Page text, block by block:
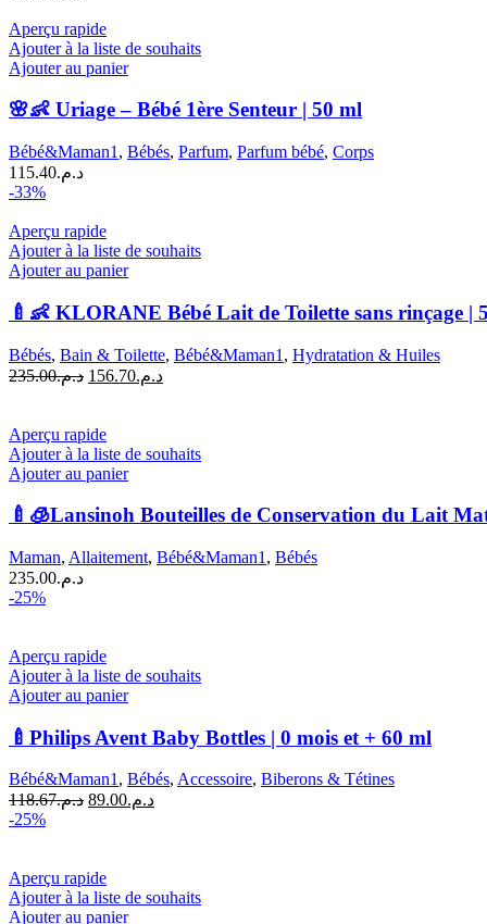
Aperçu rapide
Ajouter à la liste de souhaits
Ajouter au panier
🌸👶 Uriage – Bébé 1ère Senteur | 50 ml
Bébé&Maman1 , Bébés, Parfum, Parfum bébé, Corps
د.م.115.40
-33%
Aperçu rapide
Ajouter à la liste de souhaits
Ajouter au panier
🍼👶 KLORANE Bébé Lait de Toilette sans rinçage |
Bébés, Bain & Toilette, Bébé&Maman1 , Hydratation & Huiles
د.م.235.00
Le
était :
د.م.235.00.
د.م.156.70
Le
Aperçu rapide
Ajouter à la liste de souhaits
Ajouter au panier
🍼🧊Lansinoh Bouteilles de Conservation du Lait
Maman, Allaitement, Bébé&Maman1 , Bébés
د.م.235.00
-25%
Aperçu rapide
Ajouter à la liste de souhaits
Ajouter au panier
🍼Philips Avent Baby Bottles | 0 mois et + 60 ml
Bébé&Maman1, Bébés, Accessoire, Biberons & Tétines
د.م.118.67
Le
د.م.89.00
Le
-25%
Aperçu rapide
Ajouter à la liste de souhaits
Ajouter au panier